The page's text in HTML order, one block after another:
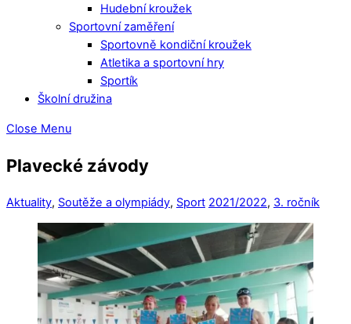
Hudební kroužek
Sportovní zaměření
Sportovně kondiční kroužek
Atletika a sportovní hry
Sportík
Školní družina
Close Menu
Plavecké závody
Aktuality, Soutěže a olympiády, Sport 2021/2022, 3. ročník